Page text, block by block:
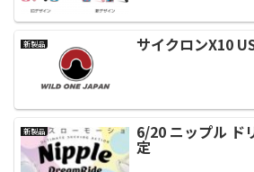
新製品 サイクロンX10
新製品 6/20 ニップル ド
定